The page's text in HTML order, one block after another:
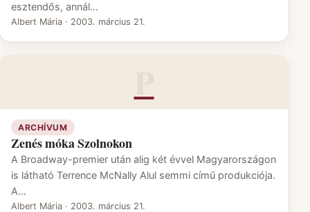
esztendős, annál…
Albert Mária · 2003. március 21.
ARCHÍVUM
Zenés móka Szolnokon
A Broadway-premier után alig két évvel Magyarországon
is látható Terrence McNally Alul semmi című produkciója.
A…
Albert Mária · 2003. március 21.